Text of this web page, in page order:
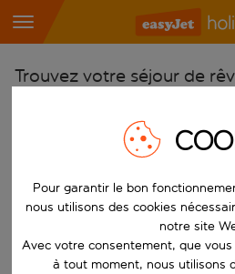
Trouvez votre séjour de
Choisissez votre aéroport
Commencez à taper pour la saisie
Choisissez votre destination
Vers
Choisissez vos dates
Quand
Pour garantir le bon
nous utilisons des cookies
notre site
Avec votre consentement, que
à tout moment, nous utilisons